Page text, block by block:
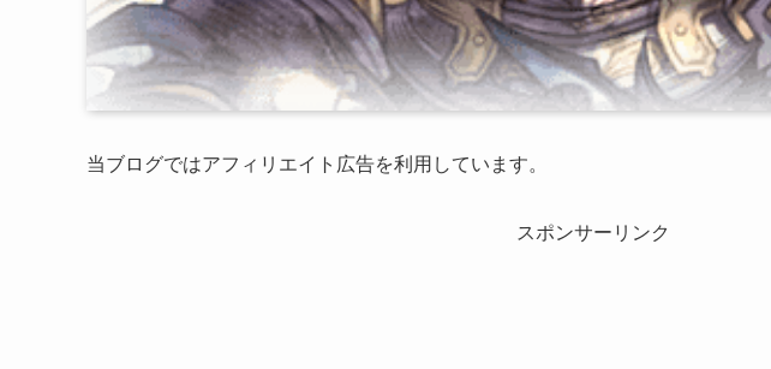
当ブログではアフィリエイト広告を利用しています。
スポンサーリンク